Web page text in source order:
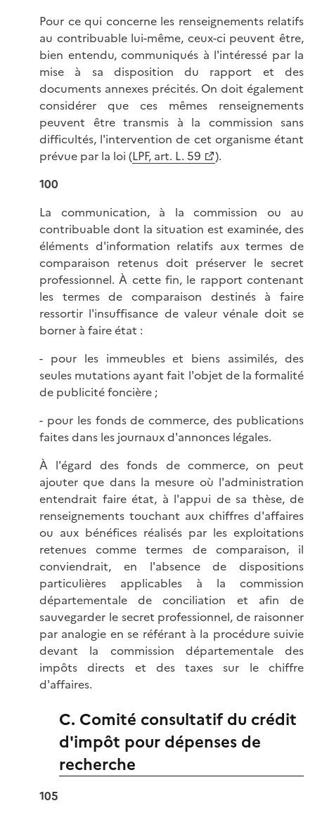
Pour ce qui concerne les renseignements relatifs
au contribuable lui-même, ceux-ci peuvent être,
bien entendu, communiqués à l'intéressé par la
mise à sa disposition du rapport et des
documents annexes précités. On doit également
considérer que ces mêmes renseignements
peuvent être transmis à la commission sans
difficultés, l'intervention de cet organisme étant
prévue par la loi (LPF, art. L. 59
).
100
La communication, à la commission ou au
contribuable dont la situation est examinée, des
éléments d'information relatifs aux termes de
comparaison retenus doit préserver le secret
professionnel. À cette fin, le rapport contenant
les termes de comparaison destinés à faire
ressortir l'insuffisance de valeur vénale doit se
borner à faire état :
- pour les immeubles et biens assimilés, des
seules mutations ayant fait l'objet de la formalité
de publicité foncière ;
- pour les fonds de commerce, des publications
faites dans les journaux d'annonces légales.
À l'égard des fonds de commerce, on peut
ajouter que dans la mesure où l'administration
entendrait faire état, à l'appui de sa thèse, de
renseignements touchant aux chiffres d'affaires
ou aux bénéfices réalisés par les exploitations
retenues comme termes de comparaison, il
conviendrait, en l'absence de dispositions
particulières applicables à la commission
départementale de conciliation et afin de
sauvegarder le secret professionnel, de raisonner
par analogie en se référant à la procédure suivie
devant la commission départementale des
impôts directs et des taxes sur le chiffre
d'affaires.
C. Comité consultatif du crédit
d'impôt pour dépenses de
recherche
105